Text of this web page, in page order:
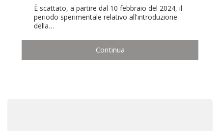
È scattato, a partire dal 10 febbraio del 2024, il
periodo sperimentale relativo all'introduzione
della…
Continua